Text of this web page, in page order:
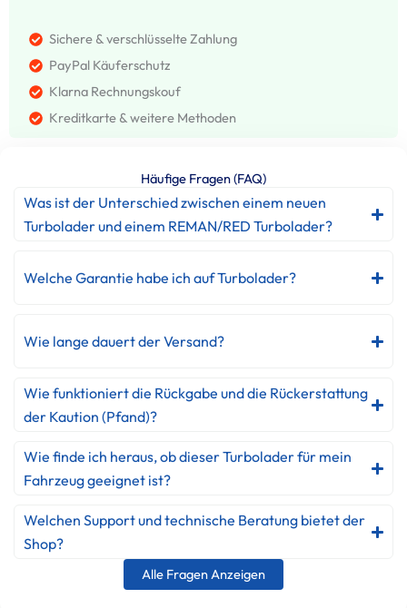
Sichere & verschlüsselte Zahlung
PayPal Käuferschutz
Klarna Rechnungskouf
Kreditkarte & weitere Methoden
Häufige Fragen (FAQ)
Was ist der Unterschied zwischen einem neuen
Turbolader und einem REMAN/RED Turbolader?
Welche Garantie habe ich auf Turbolader?
Wie lange dauert der Versand?
Wie funktioniert die Rückgabe und die Rückerstattung
der Kaution (Pfand)?
Wie finde ich heraus, ob dieser Turbolader für mein
Fahrzeug geeignet ist?
Welchen Support und technische Beratung bietet der
Shop?
Alle Fragen Anzeigen